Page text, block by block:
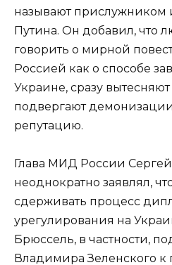
называют прислужником
Путина. Он добавил, что
говорить о мирной
Россией как о способе
Украине, сразу
подвергают
репутацию.
Глава МИД России
неоднократно заявлял,
сдерживать процесс
урегулирования на
Брюссель, в частности,
Владимира Зеленского